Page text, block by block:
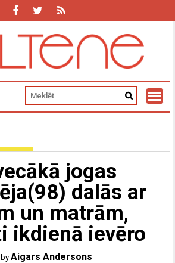
jogas
dalās ar
un matrām,
ikdienā ievēro
byAigars Andersons